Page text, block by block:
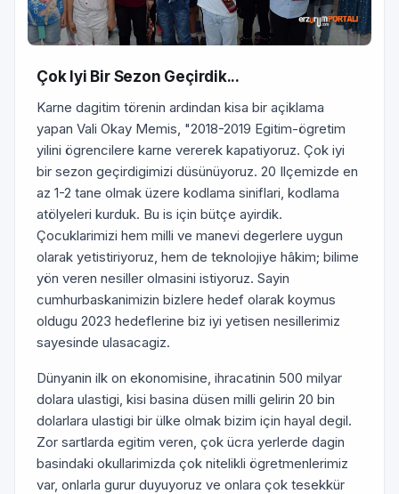
Çok Iyi Bir Sezon Geçirdik...
Karne dagitim törenin ardindan kisa bir açiklama
yapan Vali Okay Memis, "2018-2019 Egitim-ögretim
yilini ögrencilere karne vererek kapatiyoruz. Çok iyi
bir sezon geçirdigimizi düsünüyoruz. 20 Ilçemizde en
az 1-2 tane olmak üzere kodlama siniflari, kodlama
atölyeleri kurduk. Bu is için bütçe ayirdik.
Çocuklarimizi hem milli ve manevi degerlere uygun
olarak yetistiriyoruz, hem de teknolojiye hâkim; bilime
yön veren nesiller olmasini istiyoruz. Sayin
cumhurbaskanimizin bizlere hedef olarak koymus
oldugu 2023 hedeflerine biz iyi yetisen nesillerimiz
sayesinde ulasacagiz.
Dünyanin ilk on ekonomisine, ihracatinin 500 milyar
dolara ulastigi, kisi basina düsen milli gelirin 20 bin
dolarlara ulastigi bir ülke olmak bizim için hayal degil.
Zor sartlarda egitim veren, çok ücra yerlerde dagin
basindaki okullarimizda çok nitelikli ögretmenlerimiz
var, onlarla gurur duyuyoruz ve onlara çok tesekkür